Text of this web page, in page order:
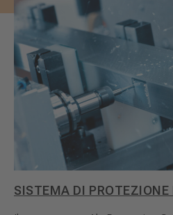
SISTEMA DI